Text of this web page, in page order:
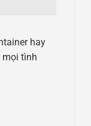
hay
mọi tình